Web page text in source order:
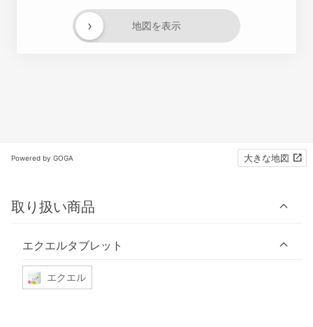
地図を表示
›
Powered by GOGA 大きな地図
取り扱い商品
エクエルタブレット
エクエル